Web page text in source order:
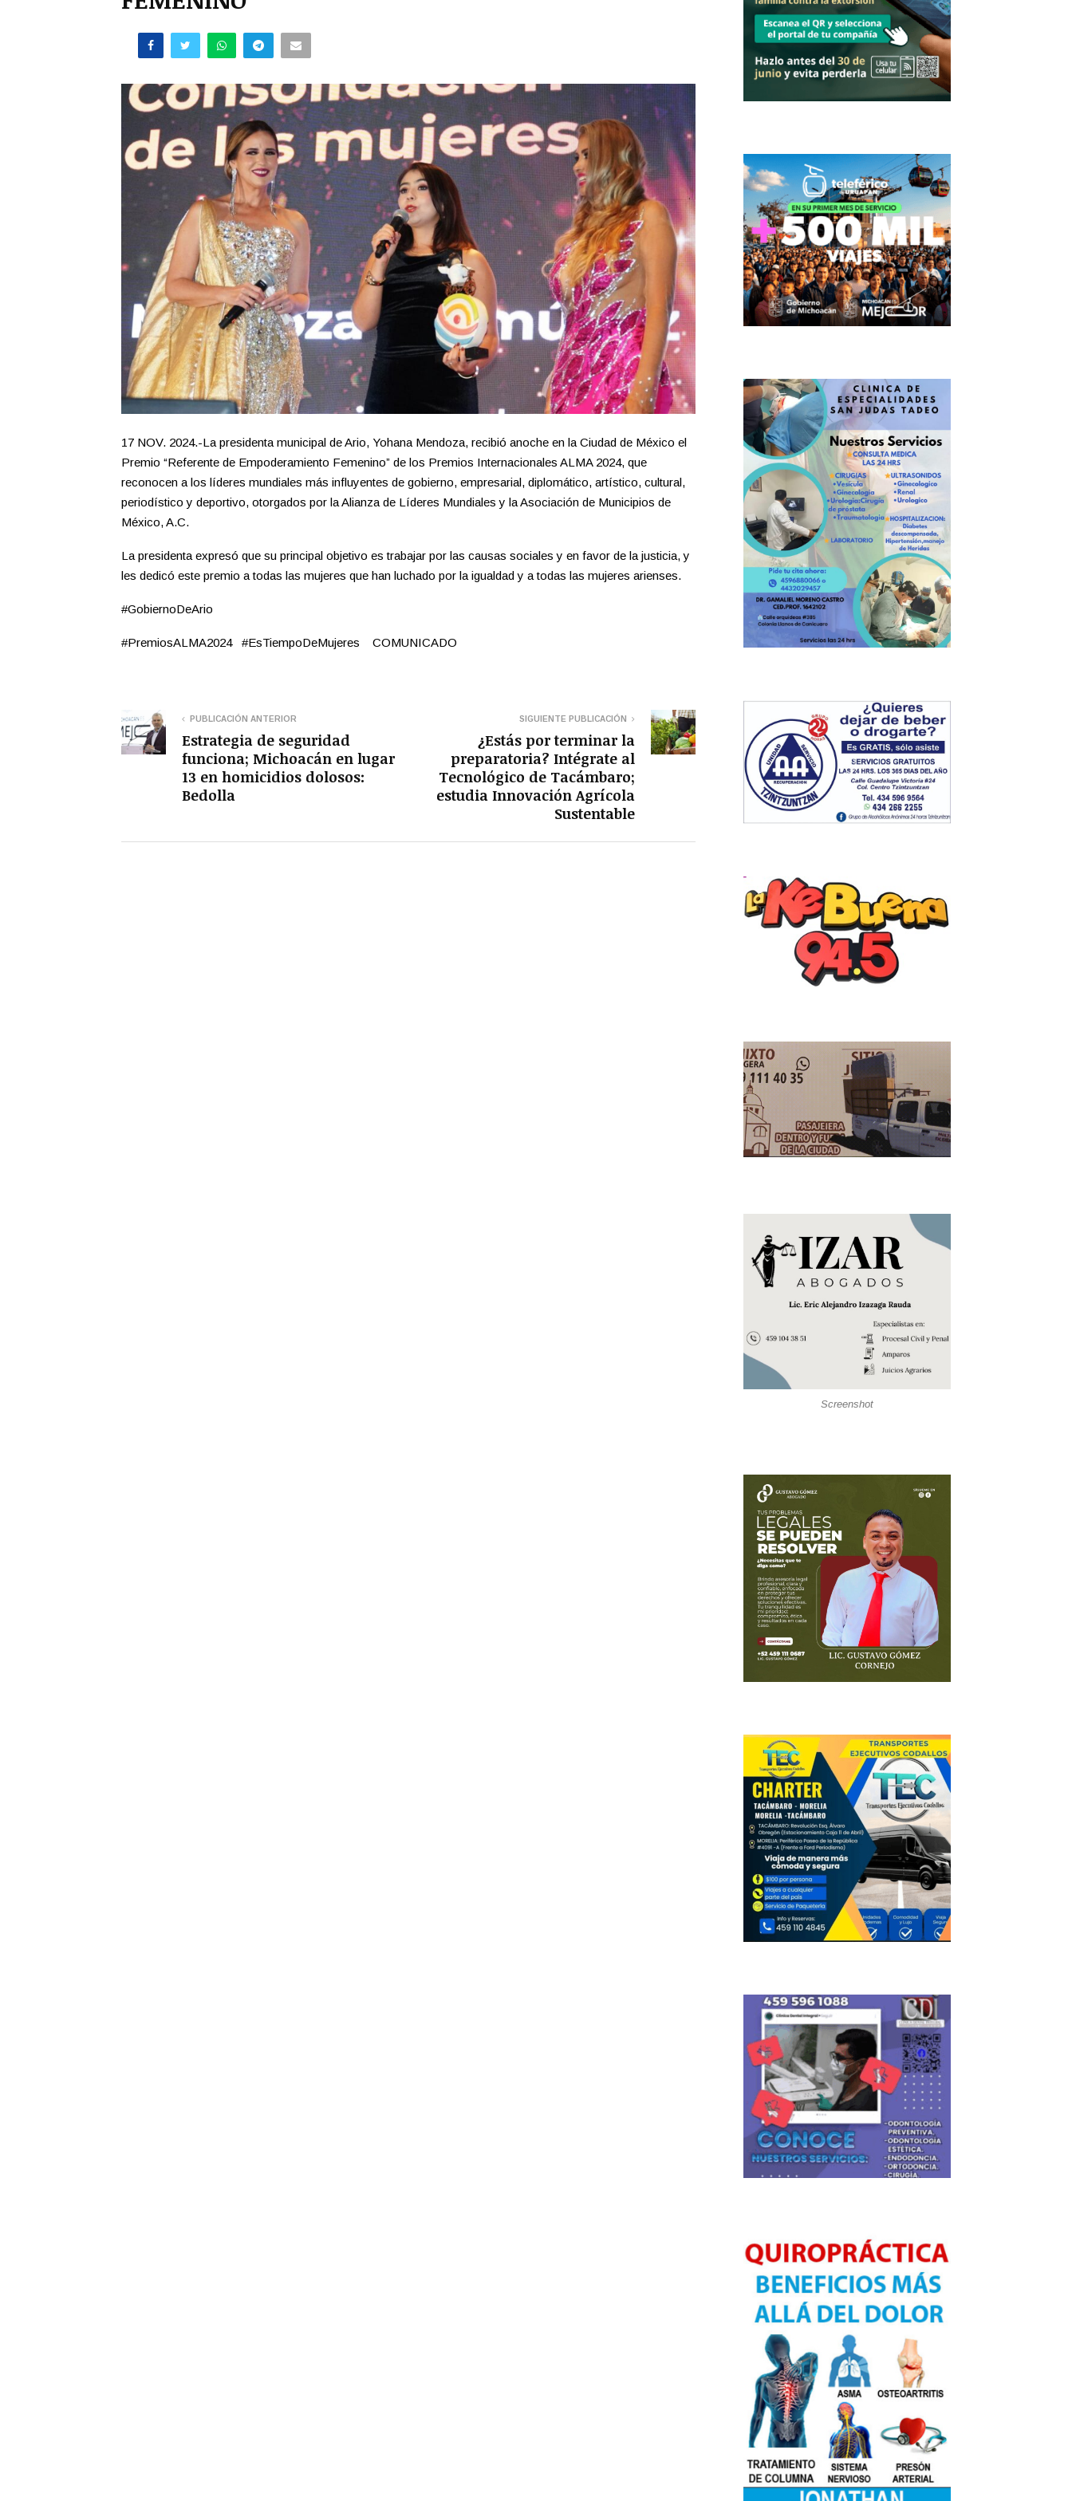
17 NOV. 2024.-La presidenta municipal de Ario, Yohana Mendoza, recibió anoche en la Ciudad de México el
Premio “Referente de Empoderamiento Femenino” de los Premios Internacionales ALMA 2024, que
reconocen a los líderes mundiales más influyentes de gobierno, empresarial, diplomático, artístico, cultural,
periodístico y deportivo, otorgados por la Alianza de Líderes Mundiales y la Asociación de Municipios de
México, A.C.
La presidenta expresó que su principal objetivo es trabajar por las causas sociales y en favor de la justicia, y
les dedicó este premio a todas las mujeres que han luchado por la igualdad y a todas las mujeres arienses.
#GobiernoDeArio
#PremiosALMA2024 #EsTiempoDeMujeres COMUNICADO
PUBLICACIÓN ANTERIOR
Estrategia de seguridad
funciona; Michoacán en lugar
13 en homicidios dolosos:
Bedolla
SIGUIENTE PUBLICACIÓN
¿Estás por terminar la
preparatoria? Intégrate al
Tecnológico de Tacámbaro;
estudia Innovación Agrícola
Sustentable
Screenshot